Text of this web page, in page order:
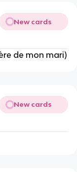
New cards
de mon mari)
New cards